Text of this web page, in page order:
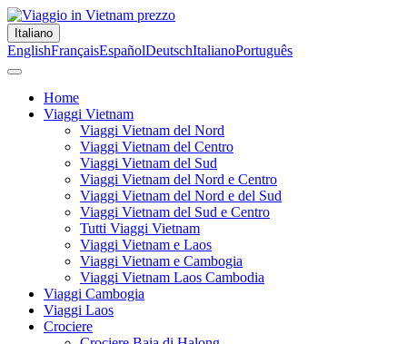
Italiano
EnglishFrançaisEspañolDeutschItalianoPortuguês
Home
Viaggi Vietnam
Viaggi Vietnam del Nord
Viaggi Vietnam del Centro
Viaggi Vietnam del Sud
Viaggi Vietnam del Nord e Centro
Viaggi Vietnam del Nord e del Sud
Viaggi Vietnam del Sud e Centro
Tutti Viaggi Vietnam
Viaggi Vietnam e Laos
Viaggi Vietnam e Cambogia
Viaggi Vietnam Laos Cambodia
Viaggi Cambogia
Viaggi Laos
Crociere